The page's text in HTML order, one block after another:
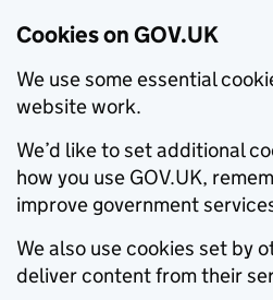
Cookies on GOV.UK
We use some essential
website work.
We’d like to set additional
how you use GOV.UK,
improve government
We also use cookies set by
deliver content from their